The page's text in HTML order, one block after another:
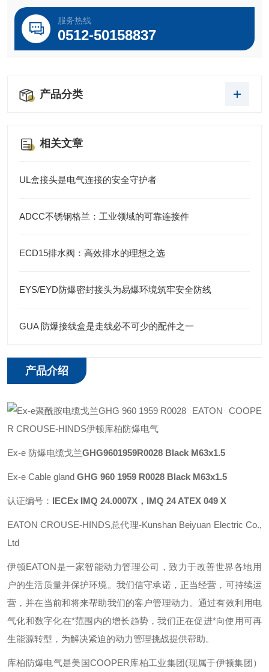
服务热线
0512-50158837
产品分类
相关文章
UL盒接头是电气连接的安全守护者
ADCC不锈钢格兰：工业领域的可靠连接件
ECD15排水阀：高效排水的理想之选
EYS/EYD防爆密封接头为易爆环境筑牢安全防线
GUA 防爆接线盒是走线必不可少的配件之一
产品介绍
EATON COOPE
R CROUSE-HINDS伊顿库柏防爆电气
Ex-e 防爆电缆戈兰GHG9601959R0028 Black M63x1.5
Ex-e Cable gland GHG 960 1959 R0028 Black M63x1.5
认证编号： IECEx IMQ 24.0007X，IMQ 24 ATEX 049 X
EATON CROUSE-HINDS总代理-Kunshan Beiyuan Electric Co.,
Ltd
伊顿EATON是一家智能动力管理公司，致力于改善世界各地用
户的生活质量并保护环境。我们信守承诺，正当经营，可持续运
营，并在当前和将来帮助我们的客户管理动力。通过有效利用电
气化和数字化在*范围内的增长趋势，我们正在促进*向使用可再
生能源转型，为解决紧迫的动力管理挑战提供帮助。
库柏防爆电气是美国COOPER库柏工业集团(现属于伊顿集团）